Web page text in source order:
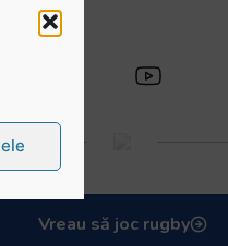
Vreau să joc rugby